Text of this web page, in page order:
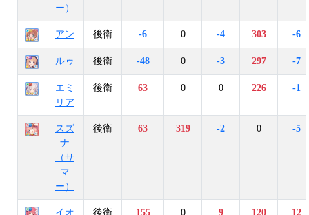
ー）
アン 後衛 -6 0 -4 303 -6
ルゥ 後衛 -48 0 -3 297 -7
エミ
リア
後衛 63 0 0 226 -1
スズ
ナ
（サ
マ
ー）
後衛 63 319 -2 0 -5
イオ
後衛 155 0 9 120 12